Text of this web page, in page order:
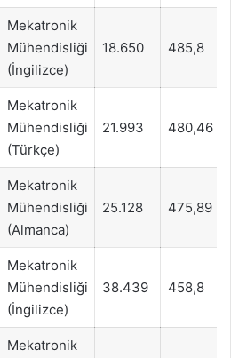
Mekatronik
Mühendisliği
(İngilizce)
18.650 485,8
Mekatronik
Mühendisliği
(Türkçe)
21.993 480,46
Mekatronik
Mühendisliği
(Almanca)
25.128 475,89
Mekatronik
Mühendisliği
(İngilizce)
38.439 458,8
Mekatronik